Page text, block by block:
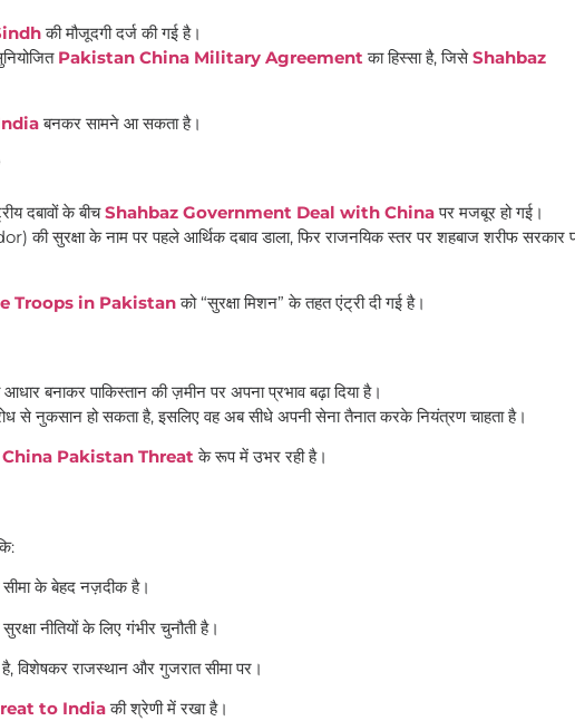
की मौजूदगी दर्ज की गई है।
Pakistan China Military Agreementका हिस्सा है, जिसेShahbaz
बनकर सामने आ सकता है।
दबावों के बीचShahbaz Government Deal with Chinaपर मजबूर हो गई।
के नाम पर पहले आर्थिक दबाव डाला, फिर राजनयिक स्तर पर शहबाज शरीफ सरकार
Troops in Pakistanको “सुरक्षा मिशन” के तहत एंट्री दी गई है।
बनाकर पाकिस्तान की ज़मीन पर अपना प्रभाव बढ़ा दिया है।
से नुकसान हो सकता है, इसलिए वह अब सीधे अपनी सेना तैनात करके नियंत्रण चाहता है।
Pakistan Threatके रूप में उभर रही है।
सीमा के बेहद नज़दीक है।
नीतियों के लिए गंभीर चुनौती है।
है, विशेषकर राजस्थान और गुजरात सीमा पर।
to Indiaकी श्रेणी में रखा है।